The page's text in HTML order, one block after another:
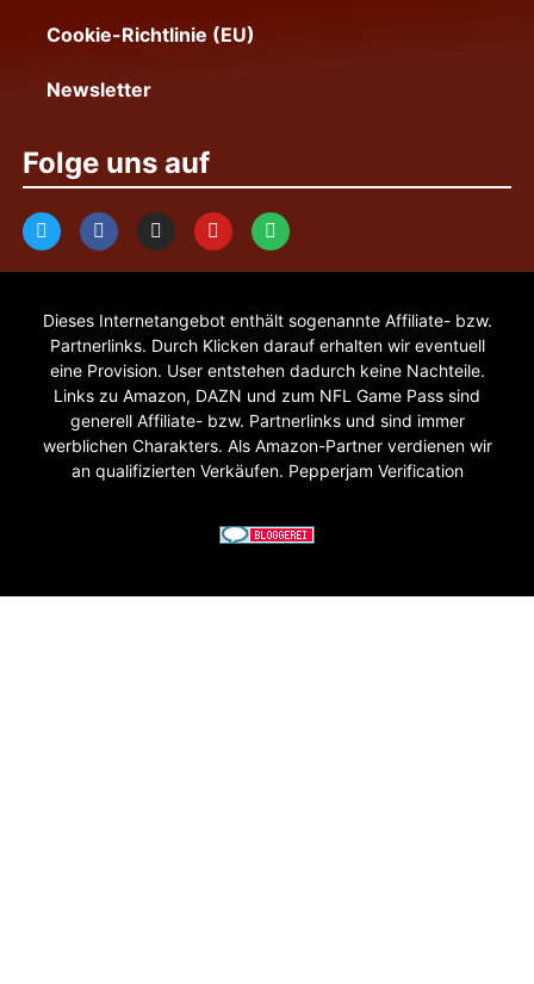
Cookie-Richtlinie (EU)
Newsletter
Folge uns auf
Dieses Internetangebot enthält sogenannte Affiliate- bzw.
Partnerlinks. Durch Klicken darauf erhalten wir eventuell
eine Provision. User entstehen dadurch keine Nachteile.
Links zu Amazon, DAZN und zum NFL Game Pass sind
generell Affiliate- bzw. Partnerlinks und sind immer
werblichen Charakters. Als Amazon-Partner verdienen wir
an qualifizierten Verkäufen. Pepperjam Verification